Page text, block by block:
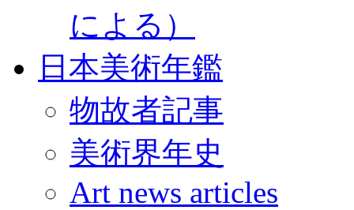
による）
日本美術年鑑
物故者記事
美術界年史
Art news articles